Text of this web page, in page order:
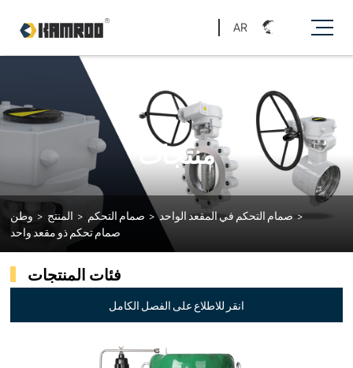
AR
منتجات
وطن > المنتج > صمام التحكم > صمام التحكم في المقعد الواحد >
صمام تحكم ذو مقعد واحد
فئات المنتجات
انقر للاطلاع على الفصل الكامل